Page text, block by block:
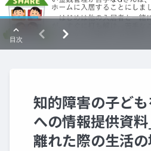
知的障害の子ど
への情報提供資
離れた際の生活